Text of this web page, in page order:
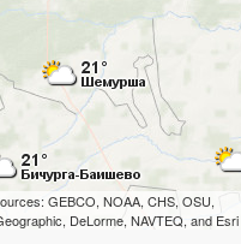
GEBCO, NOAA, CHS, OSU,
DeLorme, NAVTEQ, and Esri